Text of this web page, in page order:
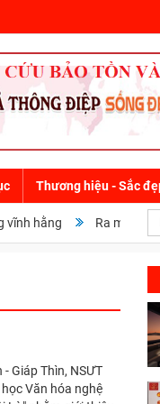
Thương hiệu - Sắc
hằng Ra mắt cuốn
Giáp Thìn, NSƯT
Văn hóa nghệ